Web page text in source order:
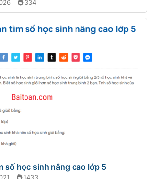
334
số học sinh nâng cao lớp 5
1433